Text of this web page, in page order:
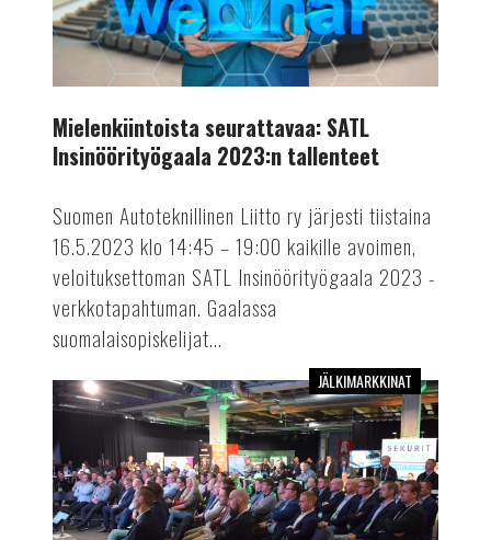
Insinöörityögaala
2023:n
tallenteet
Mielenkiintoista seurattavaa: SATL
Insinöörityögaala 2023:n tallenteet
Suomen Autoteknillinen Liitto ry järjesti tiistaina
16.5.2023 klo 14:45 – 19:00 kaikille avoimen,
veloituksettoman SATL Insinöörityögaala 2023 -
verkkotapahtuman. Gaalassa
suomalaisopiskelijat...
AKL
Tech
Day
Jyväskylässä
21.9.2023
JÄLKIMARKKINAT